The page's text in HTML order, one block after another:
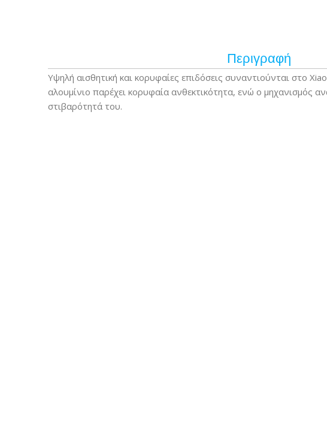
Περιγραφή
Υψηλή αισθητική και κορυφαίες επιδόσεις συναντιούνται στο
αλουμίνιο παρέχει κορυφαία ανθεκτικότητα, ενώ ο μηχανισμός
στιβαρότητά του.